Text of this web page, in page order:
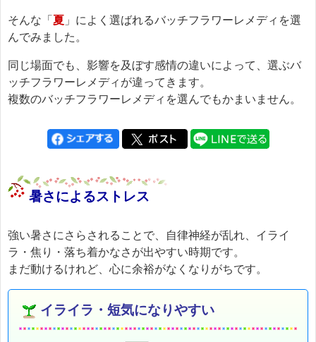
そんな「 夏 」によく選ばれるバッチフラワーレメディを選
んでみました。
同じ場面でも、影響を及ぼす感情の違いによって、選ぶバ
ッチフラワーレメディが違ってきます。
複数のバッチフラワーレメディを選んでもかまいません。
暑さによるストレス
強い暑さにさらされることで、自律神経が乱れ、イライ
ラ・焦り・落ち着かなさが出やすい時期です。
まだ動けるけれど、心に余裕がなくなりがちです。
イライラ・短気になりやすい